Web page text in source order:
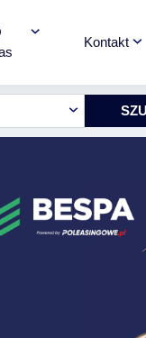
Kontakt